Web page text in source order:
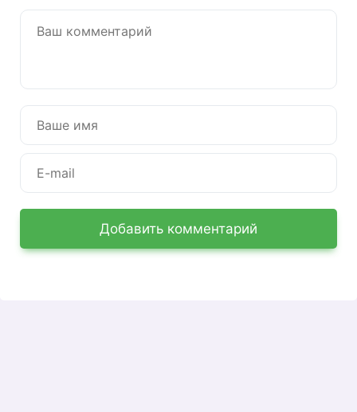
вам будет доступен личный кабинет, через
который вы сможете пополнить счет, принять
обещанный платеж, подключить
Регистрация в ЛК Джастлан
Вы не можете зарегистрироваться онлайн. Вы
получите логин и пароль для доступа в личный
кабинет при заключении договора с компанией
Вход в личный кабинет JustLan
Добавить комментарий